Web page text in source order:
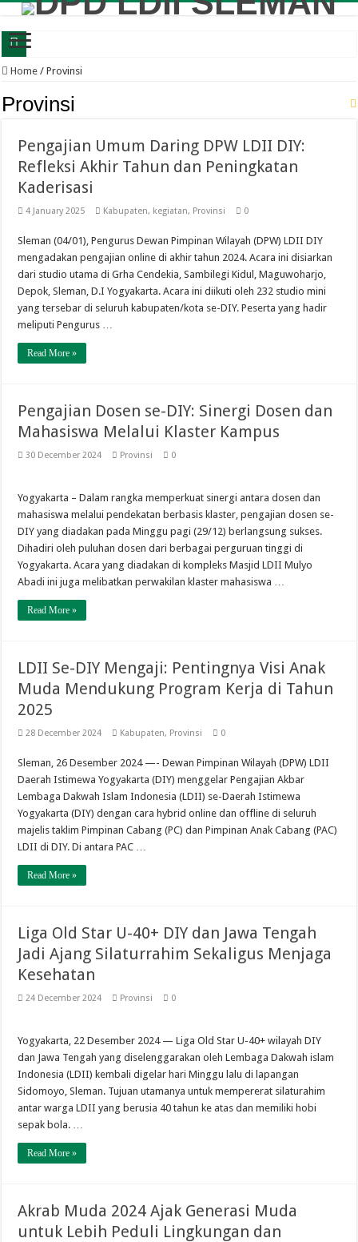
Tutup Asrama Liburan Sekolah, TPA Akhlakul Karimah Gelar Gathering di
Tingkatkan Kemandirian Generasi Muda, LDII Condongcatur Gelar Pelatihan
Camping CAI Jadi Wadah LDII Sleman Bentuk Generasi Berkarakter Luhur
TPA Akhlakul Karimah Gelar Beragam Kegiatan, Asah Mental dan Karakter
Sinergi Kapanewon dan MUI Ngaglik Pererat Silaturahim Lewat Subuh
TPA Akhlakul Karimah Ajak Santri Belajar di Alam Terbuka
Sambut Semester Baru, TPA Akhlakul Karimah Gelar Kegiatan Perdana Penuh
Home / Provinsi
Provinsi
Pengajian Umum Daring DPW LDII DIY:
Refleksi Akhir Tahun dan Peningkatan
Kaderisasi
4 January 2025 Kabupaten, kegiatan, Provinsi 0
Sleman (04/01), Pengurus Dewan Pimpinan Wilayah (DPW) LDII DIY
mengadakan pengajian online di akhir tahun 2024. Acara ini disiarkan
dari studio utama di Grha Cendekia, Sambilegi Kidul, Maguwoharjo,
Depok, Sleman, D.I Yogyakarta. Acara ini diikuti oleh 232 studio mini
yang tersebar di seluruh kabupaten/kota se-DIY. Peserta yang hadir
meliputi Pengurus …
Read More »
Pengajian Dosen se-DIY: Sinergi Dosen dan
Mahasiswa Melalui Klaster Kampus
30 December 2024 Provinsi 0
Yogyakarta – Dalam rangka memperkuat sinergi antara dosen dan
mahasiswa melalui pendekatan berbasis klaster, pengajian dosen se-
DIY yang diadakan pada Minggu pagi (29/12) berlangsung sukses.
Dihadiri oleh puluhan dosen dari berbagai perguruan tinggi di
Yogyakarta. Acara yang diadakan di kompleks Masjid LDII Mulyo
Abadi ini juga melibatkan perwakilan klaster mahasiswa …
Read More »
LDII Se-DIY Mengaji: Pentingnya Visi Anak
Muda Mendukung Program Kerja di Tahun
2025
28 December 2024 Kabupaten, Provinsi 0
Sleman, 26 Desember 2024 —- Dewan Pimpinan Wilayah (DPW) LDII
Daerah Istimewa Yogyakarta (DIY) menggelar Pengajian Akbar
Lembaga Dakwah Islam Indonesia (LDII) se-Daerah Istimewa
Yogyakarta (DIY) dengan cara hybrid online dan offline di seluruh
majelis taklim Pimpinan Cabang (PC) dan Pimpinan Anak Cabang (PAC)
LDII di DIY. Di antara PAC …
Read More »
Liga Old Star U-40+ DIY dan Jawa Tengah
Jadi Ajang Silaturrahim Sekaligus Menjaga
Kesehatan
24 December 2024 Provinsi 0
Yogyakarta, 22 Desember 2024 — Liga Old Star U-40+ wilayah DIY
dan Jawa Tengah yang diselenggarakan oleh Lembaga Dakwah islam
Indonesia (LDII) kembali digelar hari Minggu lalu di lapangan
Sidomoyo, Sleman. Tujuan utamanya untuk mempererat silaturahim
antar warga LDII yang berusia 40 tahun ke atas dan memiliki hobi
sepak bola. …
Read More »
Akrab Muda 2024 Ajak Generasi Muda
untuk Lebih Peduli Lingkungan dan